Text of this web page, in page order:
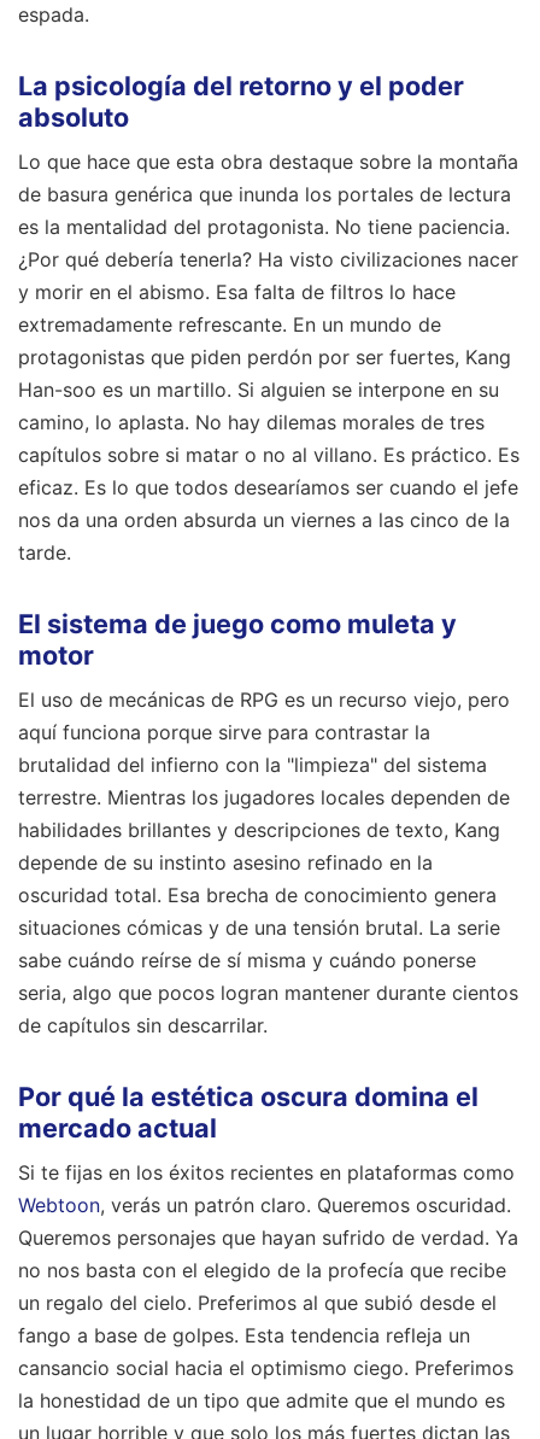
espada.
La psicología del retorno y el poder
absoluto
Lo que hace que esta obra destaque sobre la montaña
de basura genérica que inunda los portales de lectura
es la mentalidad del protagonista. No tiene paciencia.
¿Por qué debería tenerla? Ha visto civilizaciones nacer
y morir en el abismo. Esa falta de filtros lo hace
extremadamente refrescante. En un mundo de
protagonistas que piden perdón por ser fuertes, Kang
Han-soo es un martillo. Si alguien se interpone en su
camino, lo aplasta. No hay dilemas morales de tres
capítulos sobre si matar o no al villano. Es práctico. Es
eficaz. Es lo que todos desearíamos ser cuando el jefe
nos da una orden absurda un viernes a las cinco de la
tarde.
El sistema de juego como muleta y
motor
El uso de mecánicas de RPG es un recurso viejo, pero
aquí funciona porque sirve para contrastar la
brutalidad del infierno con la "limpieza" del sistema
terrestre. Mientras los jugadores locales dependen de
habilidades brillantes y descripciones de texto, Kang
depende de su instinto asesino refinado en la
oscuridad total. Esa brecha de conocimiento genera
situaciones cómicas y de una tensión brutal. La serie
sabe cuándo reírse de sí misma y cuándo ponerse
seria, algo que pocos logran mantener durante cientos
de capítulos sin descarrilar.
Por qué la estética oscura domina el
mercado actual
Si te fijas en los éxitos recientes en plataformas como
Webtoon, verás un patrón claro. Queremos oscuridad.
Queremos personajes que hayan sufrido de verdad. Ya
no nos basta con el elegido de la profecía que recibe
un regalo del cielo. Preferimos al que subió desde el
fango a base de golpes. Esta tendencia refleja un
cansancio social hacia el optimismo ciego. Preferimos
la honestidad de un tipo que admite que el mundo es
un lugar horrible y que solo los más fuertes dictan las